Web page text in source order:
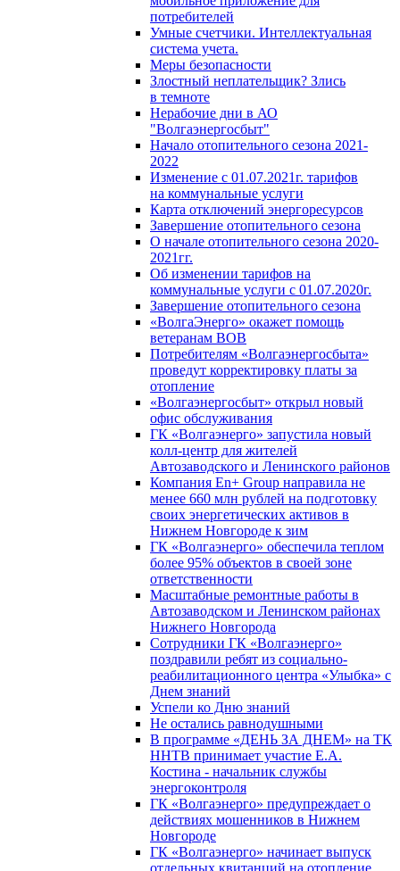
потребителей
Умные счетчики. Интеллектуальная
система учета.
Меры безопасности
Злостный неплательщик? Злись
в темноте
Нерабочие дни в АО
"Волгаэнергосбыт"
Начало отопительного сезона 2021-
2022
Изменение с 01.07.2021г. тарифов
на коммунальные услуги
Карта отключений энергоресурсов
Завершение отопительного сезона
О начале отопительного сезона 2020-
2021гг.
Об изменении тарифов на
коммунальные услуги с 01.07.2020г.
Завершение отопительного сезона
«ВолгаЭнерго» окажет помощь
ветеранам ВОВ
Потребителям «Волгаэнергосбыта»
проведут корректировку платы за
отопление
«Волгаэнергосбыт» открыл новый
офис обслуживания
ГК «Волгаэнерго» запустила новый
колл-центр для жителей
Автозаводского и Ленинского районов
Компания En+ Group направила не
менее 660 млн рублей на подготовку
своих энергетических активов в
Нижнем Новгороде к зим
ГК «Волгаэнерго» обеспечила теплом
более 95% объектов в своей зоне
ответственности
Масштабные ремонтные работы в
Автозаводском и Ленинском районах
Нижнего Новгорода
Сотрудники ГК «Волгаэнерго»
поздравили ребят из социально-
реабилитационного центра «Улыбка» с
Днем знаний
Успели ко Дню знаний
Не остались равнодушными
В программе «ДЕНЬ ЗА ДНЕМ» на ТК
ННТВ принимает участие Е.А.
Костина - начальник службы
энергоконтроля
ГК «Волгаэнерго» предупреждает о
действиях мошенников в Нижнем
Новгороде
ГК «Волгаэнерго» начинает выпуск